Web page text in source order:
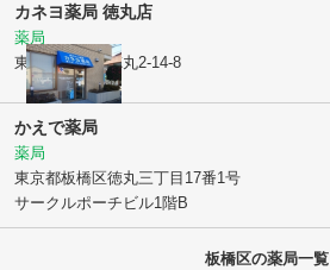
カネヨ薬局 徳丸店
薬局
東京都板橋区徳丸2-14-8
かえで薬局
薬局
東京都板橋区徳丸三丁目17番1号
サークルポーチビル1階B
板橋区の薬局一覧